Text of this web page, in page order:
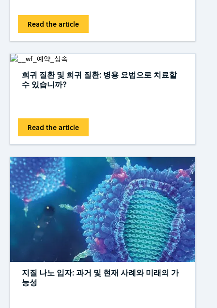
Read the article
희귀 질환 및 희귀 질환: 병용 요법으로 치료할
수 있습니까?
Read the article
지질 나노 입자: 과거 및 현재 사례와 미래의 가
능성